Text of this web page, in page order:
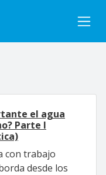
el agua
Parte I
con trabajo
desde los